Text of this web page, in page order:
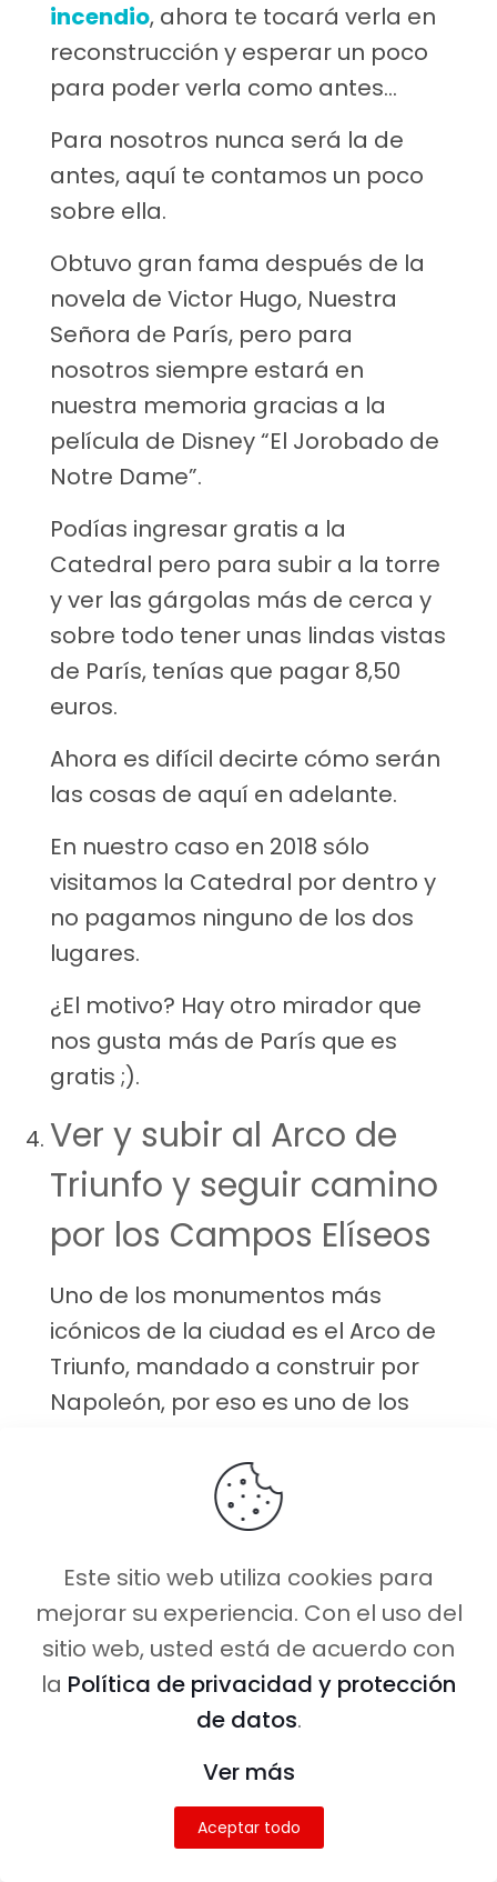
incendio, ahora te tocará verla en
reconstrucción y esperar un poco
para poder verla como antes…
Para nosotros nunca será la de
antes, aquí te contamos un poco
sobre ella.
Obtuvo gran fama después de la
novela de Victor Hugo, Nuestra
Señora de París, pero para
nosotros siempre estará en
nuestra memoria gracias a la
película de Disney “El Jorobado de
Notre Dame”.
Podías ingresar gratis a la
Catedral pero para subir a la torre
y ver las gárgolas más de cerca y
sobre todo tener unas lindas vistas
de París, tenías que pagar 8,50
euros.
Ahora es difícil decirte cómo serán
las cosas de aquí en adelante.
En nuestro caso en 2018 sólo
visitamos la Catedral por dentro y
no pagamos ninguno de los dos
lugares.
¿El motivo? Hay otro mirador que
nos gusta más de París que es
gratis ;).
Ver y subir al Arco de
Triunfo y seguir camino
por los Campos Elíseos
Uno de los monumentos más
icónicos de la ciudad es el Arco de
Triunfo, mandado a construir por
Napoleón, por eso es uno de los
Aquí podes reservar la entrada a
su interior y subir a su terraza por
13,20 dólares sin colas.
Según dicen tiene una vista de 360
grados de París para cansarte
sacando fotos, en nuestro caso,
Los Campos Elíseos son 2
kilómetros que unen la Plaza de la
Este sitio web utiliza cookies para
mejorar su experiencia. Con el uso del
sitio web, usted está de acuerdo con
la Política de privacidad y protección
de datos.
Ver más
Aceptar todo